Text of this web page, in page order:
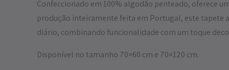
Confeccionado em100% algodão penteado, oferece
produção inteiramente feita em Portugal, este tapete
diário, combinando funcionalidade com um toque
Disponível no tamanho 70×60 cm e 70×120 cm.